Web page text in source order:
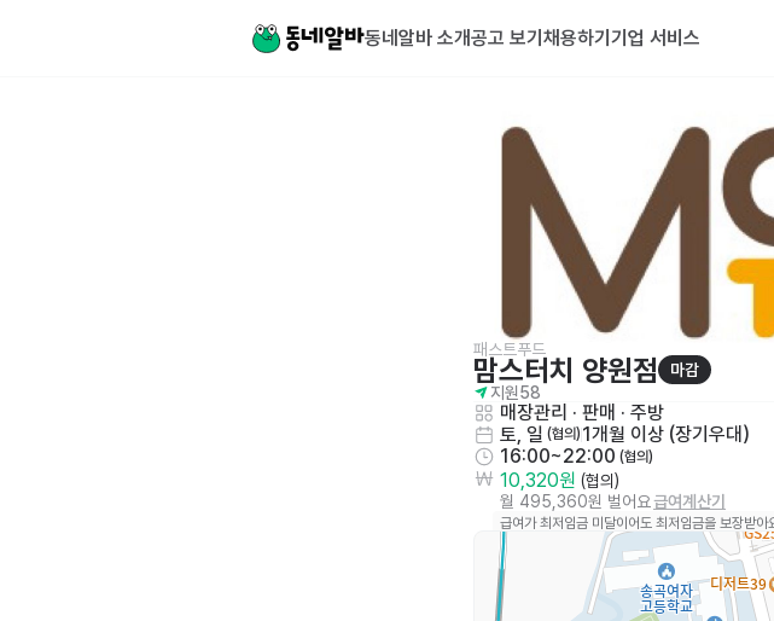
동네알바 소개공고 보기 채용하기 기업 서비스
패스트푸드
맘스터치 양원점
마감
지원58
매장관리 · 판매 · 주방
토, 일 (협의) 1개월 이상 (장기우대)
16:00~22:00 (협의)
10,320원 (협의)
월 495,360원 벌어요급여계산기
급여가 최저임금 미달이어도 최저임금을 보장받아